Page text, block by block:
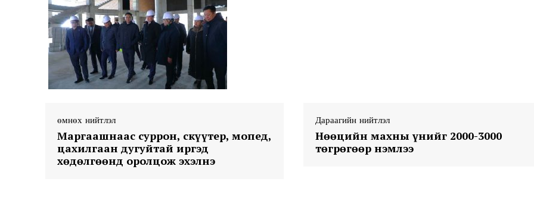
SUBSCRIBE NOW
өмнөх нийтлэл
Маргаашнаас суррон, скүүтер, мопед,
цахилгаан дугуйтай иргэд
хөдөлгөөнд оролцож эхэлнэ
Дараагийн нийтлэл
Нөөцийн махны үнийг 2000-3000
төгрөгөөр нэмлээ